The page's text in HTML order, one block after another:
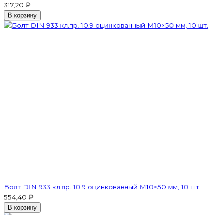
317,20 ₽
В корзину
Болт DIN 933 кл.пр. 10.9 оцинкованный М10×50 мм, 10 шт.
554,40 ₽
В корзину